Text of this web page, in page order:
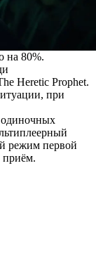
на 80%.
Heretic Prophet.
при
одиночных
режим первой
приём.